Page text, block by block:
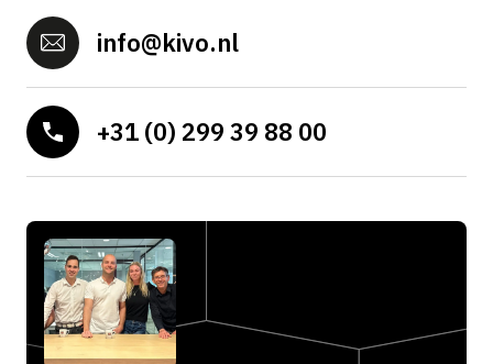
info@kivo.nl
+31 (0) 299 39 88 00